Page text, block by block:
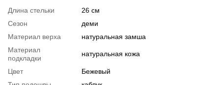
Длина стельки
26 см
Сезон
деми
Материал верха
натуральная замша
Материал
подкладки
натуральная кожа
Цвет
Бежевый